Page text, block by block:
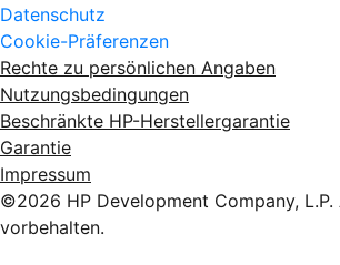
Datenschutz
Cookie-Präferenzen
Rechte zu persönlichen Angaben
Nutzungsbedingungen
Beschränkte HP-Herstellergarantie
Garantie
Impressum
©2026 HP Development Company, L.P.
vorbehalten.